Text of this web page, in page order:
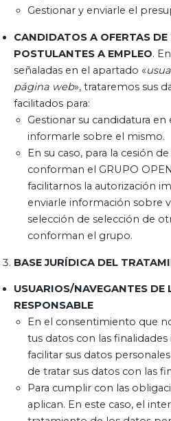
Gestionar y enviarle el
CANDIDATOS A OFERTAS
POSTULANTES A EMPLEO.
señaladas en el apartado «
página web», trataremos sus
facilitados para:
Gestionar su candidatura
informarle sobre el mismo.
En su caso, para la cesión
conforman el GRUPO
facilitarnos la autorización
enviarle información sobre
selección de selección de
conforman el grupo.
BASE JURÍDICA DEL
USUARIOS/NAVEGANTES DE
RESPONSABLE
En el consentimiento que
tus datos con las finalidades
facilitar sus datos
de tratar sus datos con las
Para cumplir con las
aplican. En este caso, el